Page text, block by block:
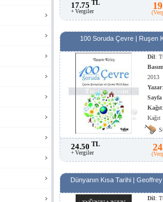
17.75 TL
+ Vergiler
100 Soruda Çevre | Ruşen
Dil:
2013
Yazar
Sayfa
Kağıt
Kağıt
24.50 TL
+ Vergiler
Dünyanın Kısa Tarihi |
Dil: